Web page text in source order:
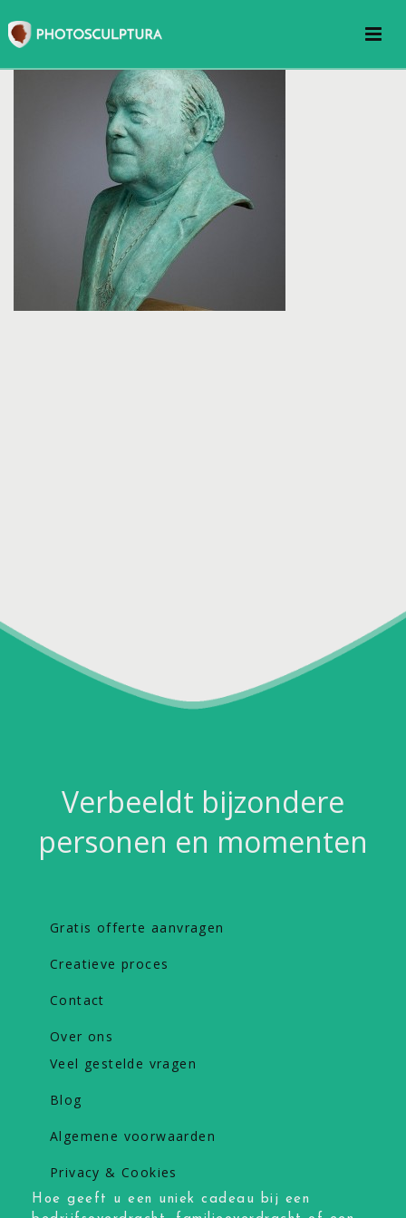
Verbeeldt bijzondere
personen en momenten
Gratis offerte aanvragen
Creatieve proces
Contact
Over ons
Veel gestelde vragen
Blog
Algemene voorwaarden
Privacy & Cookies
Hoe geeft u een uniek cadeau bij een